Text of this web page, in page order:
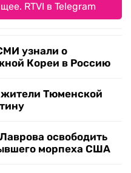
RTVI в Telegram
узнали о
Кореи в Россию
Тюменской
освободить
морпеха США